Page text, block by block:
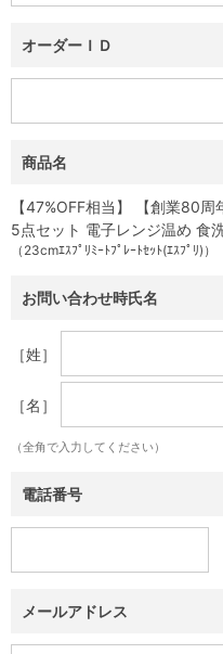
オーダーＩＤ
商品名
【47%OFF相当】 【創業80
5点セット 電子レンジ温め
（23cmｴｽﾌﾟﾘﾐｰﾄﾌﾟﾚｰﾄｾｯﾄ(ｴｽﾌﾟﾘ)）
お問い合わせ時氏名
［姓］
［名］
（全角で入力してください）
電話番号
メールアドレス